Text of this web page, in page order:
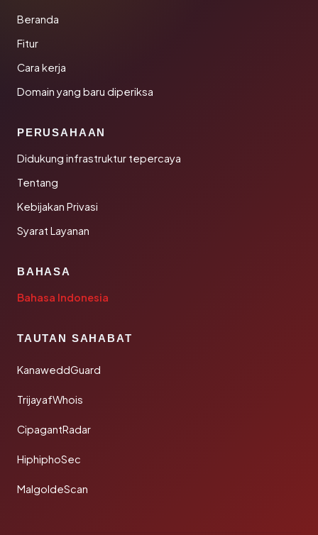
Beranda
Fitur
Cara kerja
Domain yang baru diperiksa
PERUSAHAAN
Didukung infrastruktur tepercaya
Tentang
Kebijakan Privasi
Syarat Layanan
BAHASA
Bahasa Indonesia
TAUTAN SAHABAT
KanaweddGuard
TrijayafWhois
CipagantRadar
HiphiphoSec
MalgoldeScan